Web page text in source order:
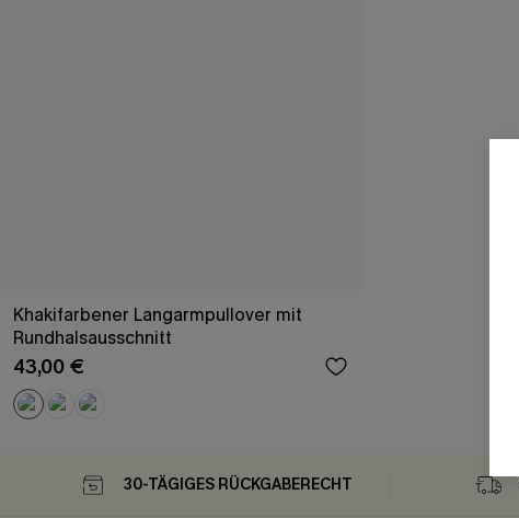
Khakifarbener Langarmpullover mit
Rundhalsausschnitt
43,00 €
30-TÄGIGES RÜCKGABERECHT